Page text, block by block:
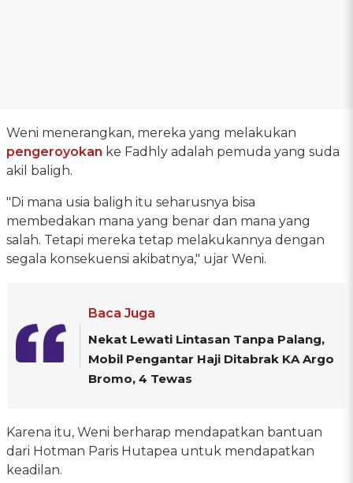
Weni menerangkan, mereka yang melakukan
pengeroyokan ke Fadhly adalah pemuda yang suda
akil baligh.
"Di mana usia baligh itu seharusnya bisa
membedakan mana yang benar dan mana yang
salah. Tetapi mereka tetap melakukannya dengan
segala konsekuensi akibatnya," ujar Weni.
Baca Juga
Nekat Lewati Lintasan Tanpa Palang,
Mobil Pengantar Haji Ditabrak KA Argo
Bromo, 4 Tewas
Karena itu, Weni berharap mendapatkan bantuan
dari Hotman Paris Hutapea untuk mendapatkan
keadilan.